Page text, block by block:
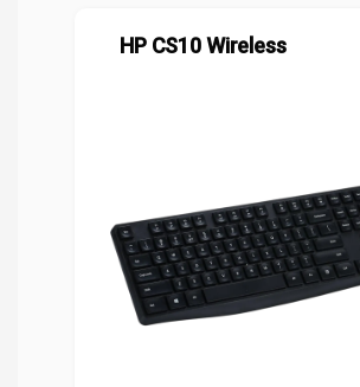
HP CS10 Wireless